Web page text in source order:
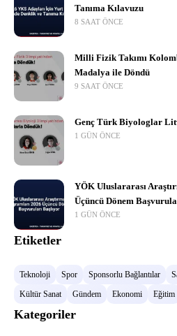
Tanıma Kılavuzu
8 SAAT ÖNCE
Milli Fizik Takımı
Madalya ile Döndü
9 SAAT ÖNCE
Genç Türk Biyologlar
1 GÜN ÖNCE
YÖK Uluslararası
Üçüncü Dönem
1 GÜN ÖNCE
Etiketler
Teknoloji Spor Sponsorlu Bağlantılar
Kültür Sanat
Gündem Ekonomi Eğitim
Kategoriler